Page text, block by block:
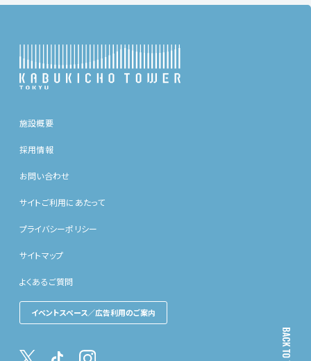
施設概要
採用情報
お問い合わせ
サイトご利用にあたって
プライバシーポリシー
サイトマップ
よくあるご質問
イベントスペース／広告利用のご案内